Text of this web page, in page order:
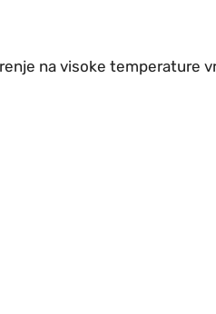
na visoke temperature